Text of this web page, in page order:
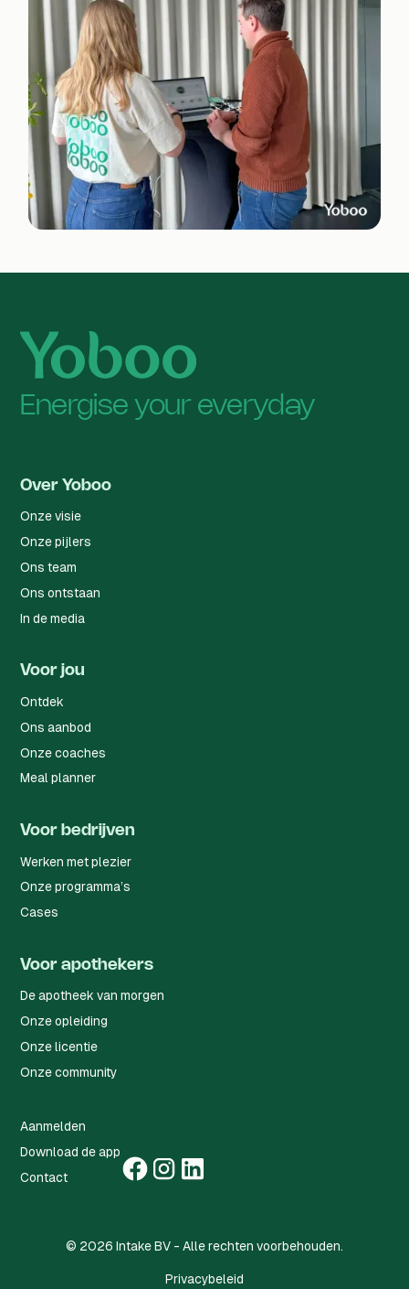
Energise your everyday
Over Yoboo
Onze visie
Onze pijlers
Ons team
Ons ontstaan
In de media
Voor jou
Ontdek
Ons aanbod
Onze coaches
Meal planner
Voor bedrijven
Werken met plezier
Onze programma’s
Cases
Voor apothekers
De apotheek van morgen
Onze opleiding
Onze licentie
Onze community
Aanmelden
Download de app
Contact
© 2026 Intake BV - Alle rechten voorbehouden.
Privacybeleid